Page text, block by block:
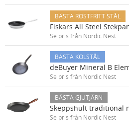
BÄSTA ROSTFRITT STÅL
Fiskars All Steel
Se pris från Nordic Nest
BÄSTA KOLSTÅL
deBuyer Mineral B
Se pris från Nordic Nest
BÄSTA GJUTJÄRN
Skeppshult traditional
Se pris från Nordic Nest